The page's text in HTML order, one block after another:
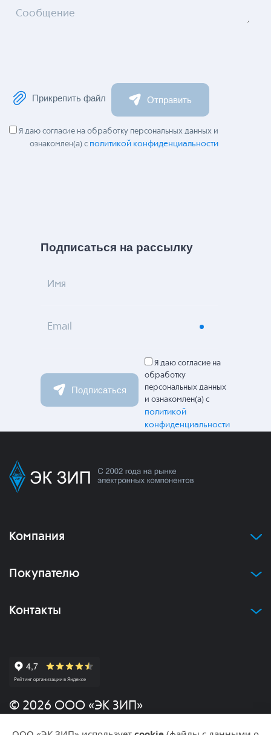
Сообщение
Прикрепить файл Отправить
Я даю согласие на обработку персональных данных и
ознакомлен(а) с политикой конфиденциальности
Подписаться на рассылку
Имя
Email
Подписаться
Я даю согласие на
обработку
персональных данных
и ознакомлен(а) с
политикой
конфиденциальности
Компания
Покупателю
Контакты
© 2026 ООО «ЭК ЗИП»